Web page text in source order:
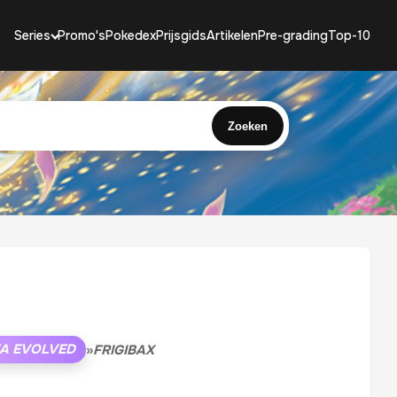
Series Promo'sPokedexPrijsgidsArtikelenPre-gradingTop-10
Zoeken
EVOLVED »FRIGIBAX